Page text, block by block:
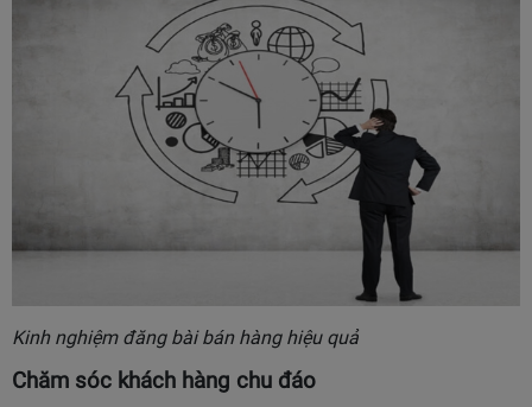
Kinh nghiệm đăng bài bán hàng hiệu quả
Chăm sóc khách hàng chu đáo